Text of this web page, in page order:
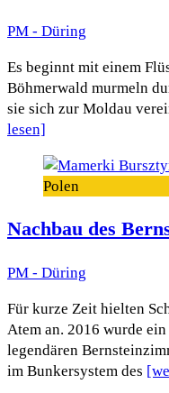
PM - Düring
Es beginnt mit einem
Böhmerwald murmeln
sie sich zur Moldau
lesen]
Polen
Nachbau des
PM - Düring
Für kurze Zeit hielten
Atem an. 2016 wurde
legendären
im Bunkersystem des